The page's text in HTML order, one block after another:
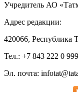
Учредитель АО
Адрес редакции:
420066, Республика
Тел.: +7 843 222 0 999
Эл. почта: